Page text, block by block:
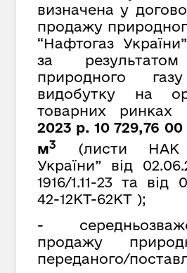
визначена у
продажу
“Нафтогаз
за результатом
природного
видобутку на
товарних
2023 р. 10 729,76 00
м3
(листи НАК
України” від
1916/1.11-23 та від
42-12КТ-62КТ );
-
продажу
переданого/